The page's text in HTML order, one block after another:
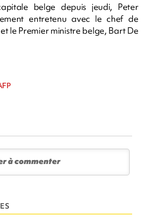
belge depuis jeudi, Peter
entretenu avec le chef de
le Premier ministre belge, Bart De